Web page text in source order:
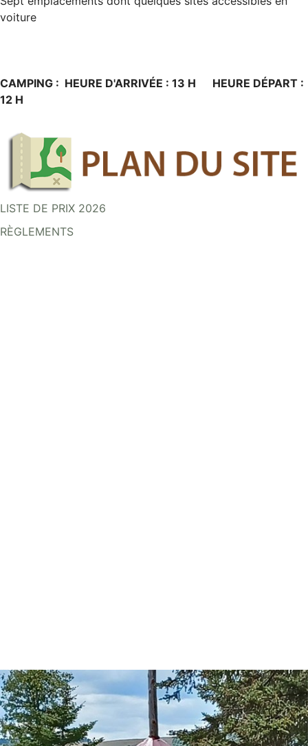
voiture
CAMPING : HEURE D'ARRIVÉE : 13 H HEURE DÉPART :
12 H
LISTE DE PRIX 2026
RÈGLEMENTS